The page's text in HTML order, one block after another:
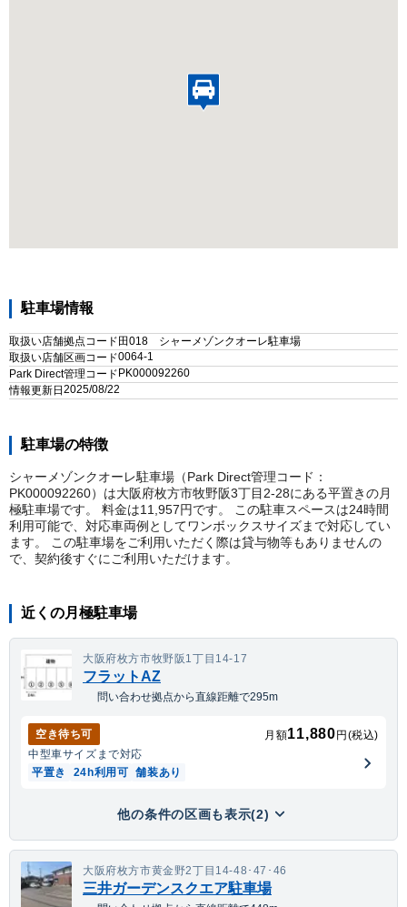
駐車場情報
取扱い店舗拠点コード田018 シャーメゾンクオーレ駐車場
取扱い店舗区画コード0064-1
Park Direct管理コードPK000092260
情報更新日2025/08/22
駐車場の特徴
シャーメゾンクオーレ駐車場（Park Direct管理コード：
PK000092260）は大阪府枚方市牧野阪3丁目2-28にある平置きの月
極駐車場です。 料金は11,957円です。 この駐車スペースは24時間
利用可能で、対応車両例としてワンボックスサイズまで対応してい
ます。 この駐車場をご利用いただく際は貸与物等もありませんの
で、契約後すぐにご利用いただけます。
近くの月極駐車場
大阪府枚方市牧野阪1丁目14-17
フラットAZ
問い合わせ拠点から直線距離で295m
空き待ち可 月額11,880円(税込)
中型車サイズまで対応
平置き
24h利用可 舗装あり
他の条件の区画も表示(2)
大阪府枚方市黄金野2丁目14-48･47･46
三井ガーデンスクエア駐車場